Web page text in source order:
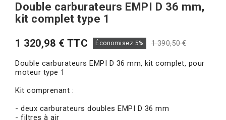
Double carburateurs EMPI D 36 mm,
kit complet type 1
1 320,98 € TTC Économisez 5% 1 390,50 €
Double carburateurs EMPI D 36 mm, kit complet, pour
moteur type 1
Kit comprenant :
- deux carburateurs doubles EMPI D 36 mm
- filtres à air